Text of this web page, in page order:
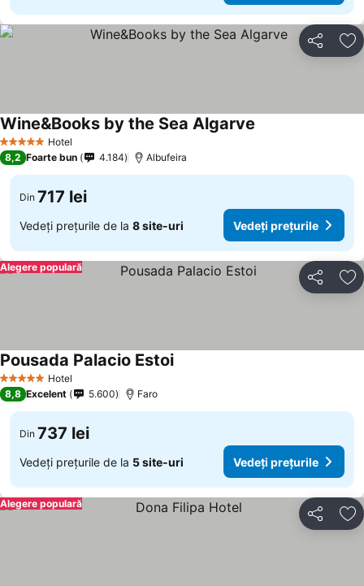
Distribuiți
5 Stele Hotel
Wine&Books by the Sea Algarve
8,2 Foarte bun 4.184 Albufeira
Din 717 lei
Vedeți prețurile de la 8 site-uri Vedeți prețurile
Distribuiți
Alegere populară
5 Stele Hotel
Pousada Palacio Estoi
8,8 Excelent 5.600 Faro
Din 737 lei
Vedeți prețurile de la 5 site-uri Vedeți prețurile
Distribuiți
Alegere populară